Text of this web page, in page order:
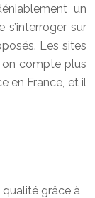
un
sur
Les sites
on compte plus
en France, et il
qualité grâce à